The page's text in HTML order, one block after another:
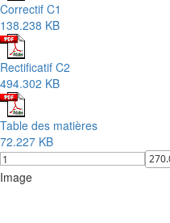
Correctif C1
138.238 KB
Rectificatif C2
494.302 KB
Table des matières
72.227 KB
Image